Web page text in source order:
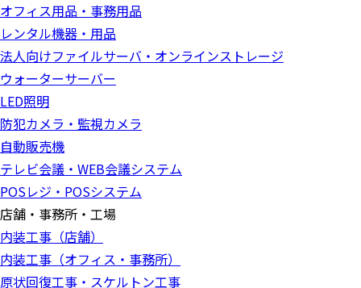
オフィス用品・事務用品
レンタル機器・用品
法人向けファイルサーバ・オンラインストレージ
ウォーターサーバー
LED照明
防犯カメラ・監視カメラ
自動販売機
テレビ会議・WEB会議システム
POSレジ・POSシステム
店舗・事務所・工場
内装工事（店舗）
内装工事（オフィス・事務所）
原状回復工事・スケルトン工事